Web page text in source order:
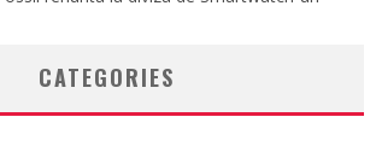
CATEGORIES